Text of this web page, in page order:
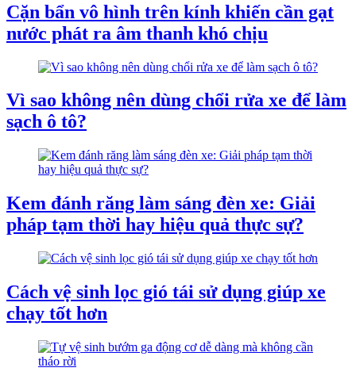
Cặn bẩn vô hình trên kính khiến cần gạt
nước phát ra âm thanh khó chịu
Vì sao không nên dùng chổi rửa xe để làm
sạch ô tô?
Kem đánh răng làm sáng đèn xe: Giải
pháp tạm thời hay hiệu quả thực sự?
Cách vệ sinh lọc gió tái sử dụng giúp xe
chạy tốt hơn